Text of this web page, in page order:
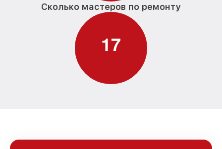
Сколько мастеров по ремонту
17